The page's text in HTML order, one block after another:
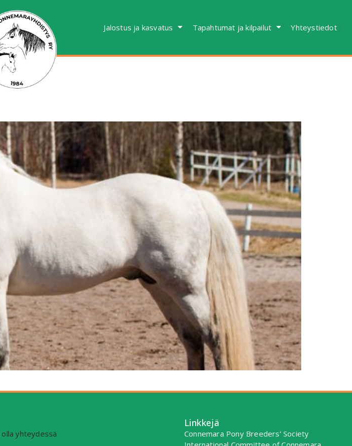
Jalostus ja kasvatus Tapahtumat ja kilpailut Yhteystiedot
yhteydessä
Linkkejä
Connemara Pony Breeders’ Society